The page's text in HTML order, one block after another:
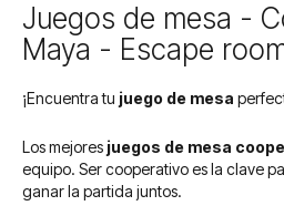
Juegos de mesa -
Maya - Escape
¡Encuentra tu juego de mesa
Los mejores juegos de mesa
equipo. Ser cooperativo es la clave
ganar la partida juntos.